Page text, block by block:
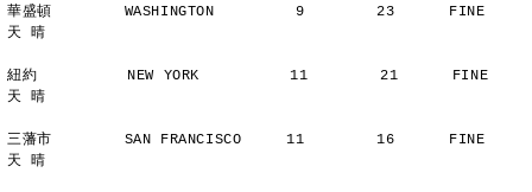
華盛頓        WASHINGTON         9        23      FINE
天 晴
紐約          NEW YORK          11        21      FINE
天 晴
三藩市        SAN FRANCISCO     11        16      FINE
天 晴